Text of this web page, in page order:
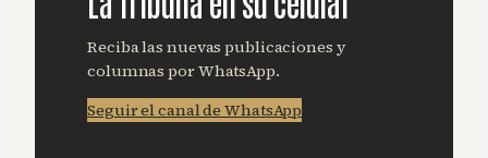
Reciba las nuevas publicaciones y
columnas por WhatsApp.
Seguir el canal de WhatsApp